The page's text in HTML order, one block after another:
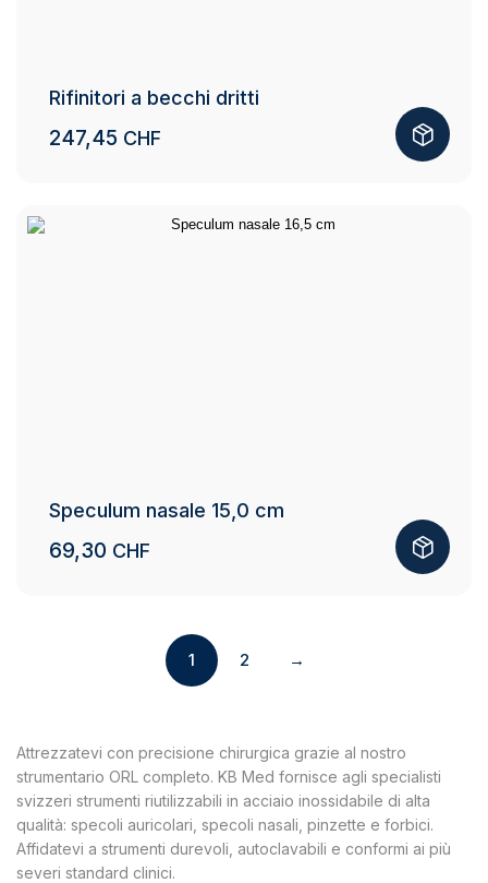
Rifinitori a becchi dritti
247,45 CHF
Speculum nasale 15,0 cm
69,30 CHF
1 2 →
Attrezzatevi con precisione chirurgica grazie al nostro
strumentario ORL completo. KB Med fornisce agli specialisti
svizzeri strumenti riutilizzabili in acciaio inossidabile di alta
qualità: specoli auricolari, specoli nasali, pinzette e forbici.
Affidatevi a strumenti durevoli, autoclavabili e conformi ai più
severi standard clinici.